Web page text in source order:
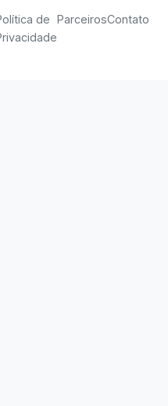
de ParceirosContato